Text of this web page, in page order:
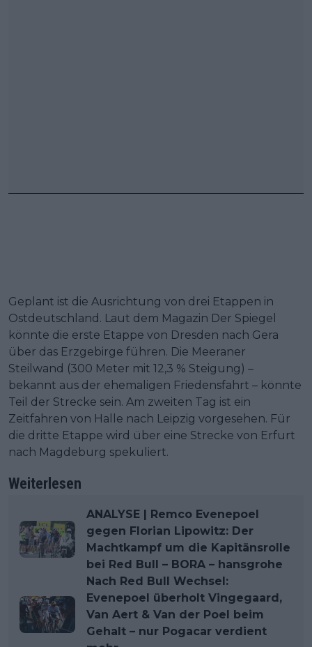
Geplant ist die Ausrichtung von drei Etappen in
Ostdeutschland. Laut dem Magazin Der Spiegel
könnte die erste Etappe von Dresden nach Gera
über das Erzgebirge führen. Die Meeraner
Steilwand (300 Meter mit 12,3 % Steigung) –
bekannt aus der ehemaligen Friedensfahrt – könnte
Teil der Strecke sein. Am zweiten Tag ist ein
Zeitfahren von Halle nach Leipzig vorgesehen. Für
die dritte Etappe wird über eine Strecke von Erfurt
nach Magdeburg spekuliert.
Weiterlesen
ANALYSE | Remco Evenepoel
gegen Florian Lipowitz: Der
Machtkampf um die Kapitänsrolle
bei Red Bull – BORA – hansgrohe
Nach Red Bull Wechsel:
Evenepoel überholt Vingegaard,
Van Aert & Van der Poel beim
Gehalt – nur Pogacar verdient